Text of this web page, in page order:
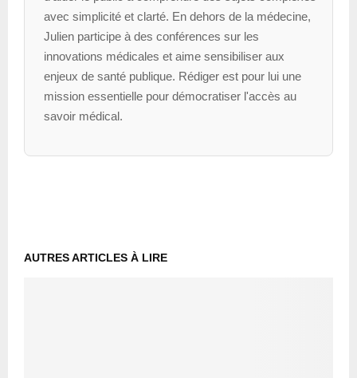
avec simplicité et clarté. En dehors de la médecine,
Julien participe à des conférences sur les
innovations médicales et aime sensibiliser aux
enjeux de santé publique. Rédiger est pour lui une
mission essentielle pour démocratiser l'accès au
savoir médical.
AUTRES ARTICLES À LIRE